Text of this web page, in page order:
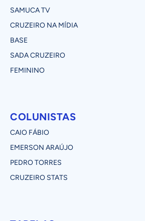
SAMUCA TV
CRUZEIRO NA MÍDIA
BASE
SADA CRUZEIRO
FEMININO
COLUNISTAS
CAIO FÁBIO
EMERSON ARAÚJO
PEDRO TORRES
CRUZEIRO STATS